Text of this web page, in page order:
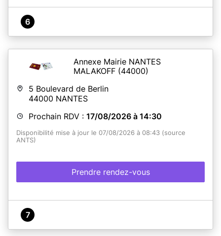
6
Annexe Mairie NANTES
MALAKOFF (44000)
5 Boulevard de Berlin
44000 NANTES
Prochain RDV : 17/08/2026 à 14:30
Disponibilité mise à jour le 07/08/2026 à 08:43 (source
ANTS)
Prendre rendez-vous
7